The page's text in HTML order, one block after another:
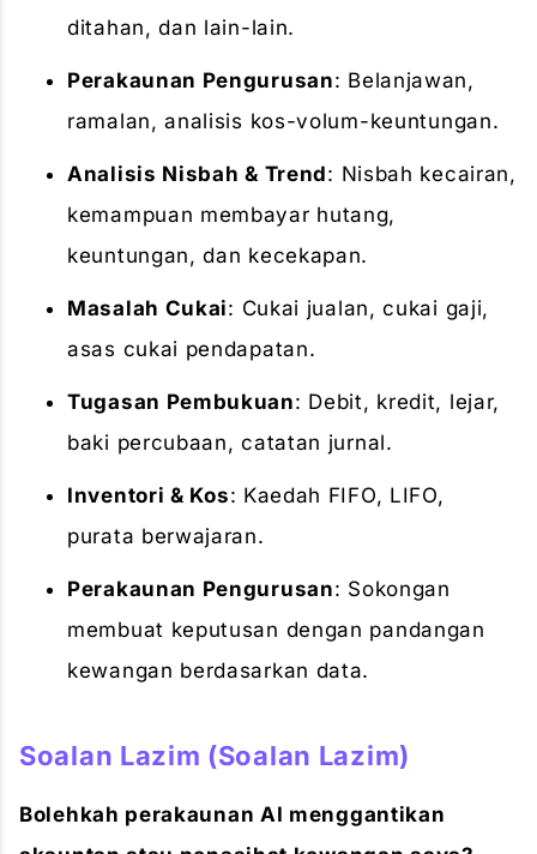
ditahan, dan lain-lain.
Perakaunan Pengurusan: Belanjawan,
ramalan, analisis kos-volum-keuntungan.
Analisis Nisbah & Trend: Nisbah kecairan,
kemampuan membayar hutang,
keuntungan, dan kecekapan.
Masalah Cukai: Cukai jualan, cukai gaji,
asas cukai pendapatan.
Tugasan Pembukuan: Debit, kredit, lejar,
baki percubaan, catatan jurnal.
Inventori & Kos: Kaedah FIFO, LIFO,
purata berwajaran.
Perakaunan Pengurusan: Sokongan
membuat keputusan dengan pandangan
kewangan berdasarkan data.
Soalan Lazim (Soalan Lazim)
Bolehkah perakaunan AI menggantikan